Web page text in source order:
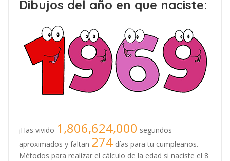
Dibujos del año en que naciste:
¡Has vivido 1,806,624,000 segundos
aproximados y faltan 274 días para tu cumpleaños.
Métodos para realizar el cálculo de la edad si naciste el 8